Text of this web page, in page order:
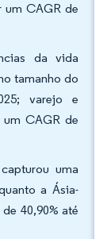
um CAGR de
da vida
tamanho do
varejo e
CAGR de
uma
a Ásia-
40,90% até